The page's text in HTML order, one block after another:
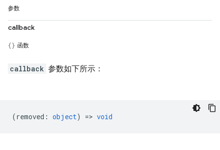
参数
callback
函数
callback 参数如下所示：
(removed : object) => void